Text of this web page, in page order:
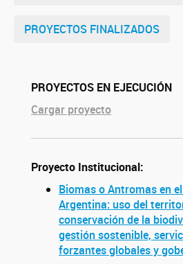
PROYECTOS FINALIZADOS
PROYECTOS EN EJECUCIÓN
Cargar proyecto
Proyecto Institucional:
Biomas o Antromas en
Argentina: uso del
conservación de la
gestión sostenible,
forzantes globales y